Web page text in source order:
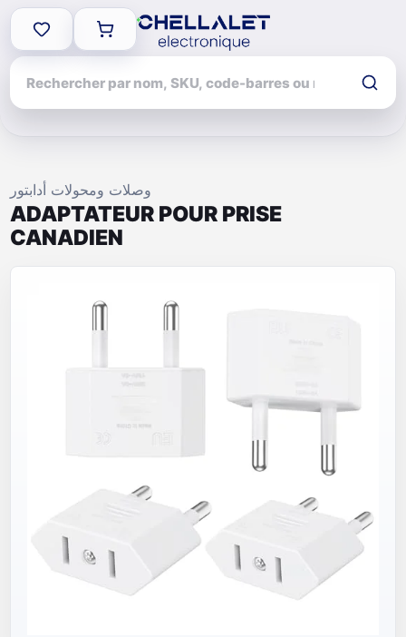
وصلات ومحولات أدابتور
ADAPTATEUR POUR PRISE
CANADIEN